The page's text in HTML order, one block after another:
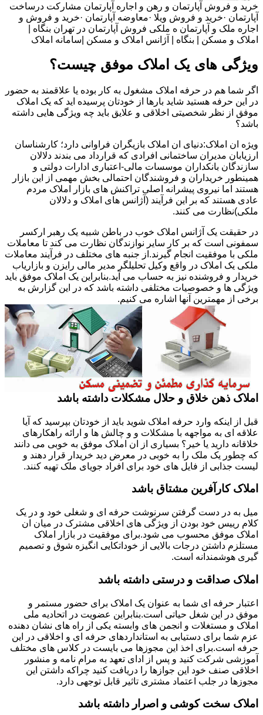
خرید و فروش آپارتمان و رهن و اجاره آپارتمان مشارکت درساخت
آپارتمان ·خرید و فروش ویلا ·معاوضه آپارتمان ·خرید و فروش و
اجاره ملک و آپارتمان ه ملکی فروش آپارتمان در تهران بنگاه |
املاک و مسکن | بنگاه | آژانس املاک و مسکن |سامانه املاک
ویژگی های یک املاک موفق چیست؟
اگر شما هم در حرفه املاک مشغول به کار بوده یا علاقمند به حضور
در این حرفه هستید شاید بارها از خودتان پرسیده اید که یک املاک
موفق از نظر شخصیتی اخلاقی و علایق باید چه ویژگی هایی داشته
باشد؟
ویژه ان املاک:دنیای ان املاک بازیگران فراوانی دارد؛ کارشناسان
ارزیابان مدیران ساختمانی افرادی که قرارداد می بندند دلالان
سازندگان بانکداران موسسات مالی-اعتباری ادارات دولتی و
همینطور خریداران و فروشندگان احتمالی بخش مهمی از این بازار
هستند اما نیروی پیشرانه اصلی تراکنش های بازار املاک مردم
عادی هستند که بر این فرآیند (آژانس های املاک و دلالان
ملکی)نظارت می کنند.
در حقیقت یک آژانس املاک خوب در باطن شبیه یک رهبر ارکسر
سمفونی است که بر کار سایر نوازندگان نظارت می کند تا معاملات
ملکی با موفقیت انجام گیرند.از جنبه های مختلف در فرآیند معاملات
ملکی یک املاک در واقع وکیل تحلیلگر مدیر مالی رایزن و بازاریاب
خریدار و فروشنده نیز به حساب می آید.بنابراین یک املاک موفق باید
ویژگی ها و خصوصیات مختلفی داشته باشد که در این گزارش به
برخی از مهمترین آنها اشاره می کنیم.
املاک ذهن خلاق و حلال مشکلات داشته باشد
قبل از اینکه وارد حرفه املاک شوید باید از خودتان بپرسید که آیا
علاقه ای به مواجهه با مشکلات و و چالش ها و ارائه راهکارهای
خلاقانه دارید یا خیر؟ بسیاری از ان املاک موفق به خوبی می دانند
که چطور یک ملک را به خوبی در معرض دید خریدار قرار دهند و
لیست جذابی از فایل های خود برای افراد جویای ملک تهیه کنند.
املاک کارآفرین مشتاق باشد
میل به در دست گرفتن سرنوشت حرفه ای و شغلی خود و در یک
کلام رییس خود بودن از ویژگی های اخلاقی مشترک در میان ان
املاک موفق محسوب می شود.برای موفقیت در بازار املاک
مستلزم داشتن درجات بالایی از خوداتکایی انگیزه شوق و تصمیم
گیری هوشمندانه است.
املاک صداقت و درستی داشته باشد
اعتبار حرفه ای شما به عنوان یک املاک برای حضور مستمر و
موفق در این شغل حیاتی است.بنابراین عضویت در اتحادیه ملی
املاک و مستغلات و انجمن های وابسته یکی از راه های نشان دهنده
عزم شما برای دستیابی به استانداردهای حرفه ای و اخلاقی در این
حرفه است.برای اخذ این مجوزها می بایست در کلاس های مختلف
آموزشی شرکت کنید و پس از ادای تعهد به مرام نامه و منشور
اخلاقی صنف خود این جوازها را دریافت کنید چراکه داشتن این
مجوزها در جلب اعتماد مشتری تاثیر قابل توجهی دارد.
املاک سخت کوشی و اصرار داشته باشد